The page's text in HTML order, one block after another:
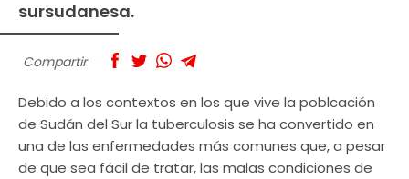
sursudanesa.
Compartir
Debido a los contextos en los que vive la poblcación
de Sudán del Sur la tuberculosis se ha convertido en
una de las enfermedades más comunes que, a pesar
de que sea fácil de tratar, las malas condiciones de